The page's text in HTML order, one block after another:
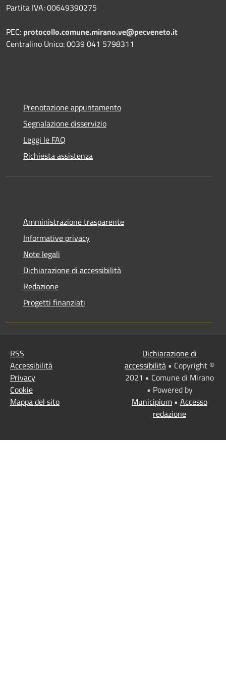
Partita IVA: 00649390275
PEC: protocollo.comune.mirano.ve@pecveneto.it
Centralino Unico: 0039 041 5798311
Prenotazione appuntamento
Segnalazione disservizio
Leggi le FAQ
Richiesta assistenza
Amministrazione trasparente
Informative privacy
Note legali
Dichiarazione di accessibilità
Redazione
Progetti finanziati
RSS
Accessibilità
Privacy
Cookie
Mappa del sito
Dichiarazione di
accessibilità • Copyright ©
2021 • Comune di Mirano
• Powered by
Municipium • Accesso
redazione